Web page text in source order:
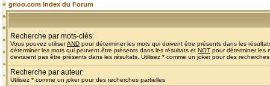
grioo.com Index du Forum
Recherche par mots-clés:
Vous pouvez utiliserAND pour déterminer les mots qui doivent être présents dans les
déterminer les mots qui peuvent être présents dans les résultats et NOT pour déterminer les
devraient pas être présents dans les résultats. Utilisez * comme un joker pour des
Recherche par auteur:
Utilisez * comme un joker pour des recherches partielles